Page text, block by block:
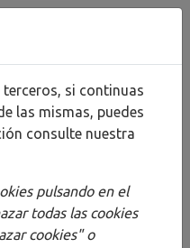
si continuas
las mismas, puedes
consulte nuestra
pulsando en el
todas las cookies
cookies" o